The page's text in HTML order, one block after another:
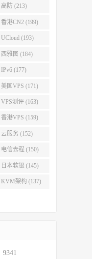
高防 (213)
香港CN2 (199)
UCloud (193)
西雅图 (184)
IPv6 (177)
美国VPS (171)
VPS测评 (163)
香港VPS (159)
云服务 (152)
电信去程 (150)
日本软银 (145)
KVM架构 (137)
9341